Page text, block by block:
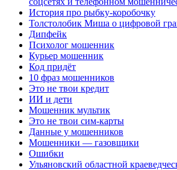
История про рыбку-коробочку
Толстолобик Миша о цифровой
Дипфейк
Психолог мошенник
Курьер мошенник
Код придёт
10 фраз мошенников
Это не твои кредит
ИИ и дети
Мошенник мультик
Это не твои сим-карты
Данные у мошенников
Мошенники — газовщики
Ошибки
Ульяновский областной